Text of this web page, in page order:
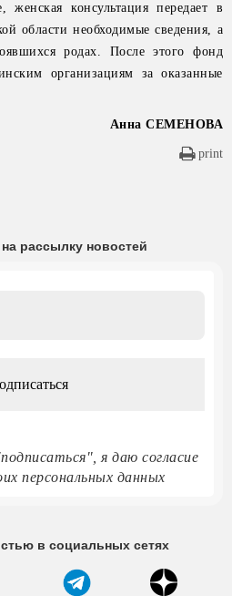
консультация передает в
области необходимые сведения, а
родах. После этого фонд
организациям за оказанные
Анна СЕМЕНОВА
print
рассылку новостей
я даю согласие
персональных данных
в социальных сетях